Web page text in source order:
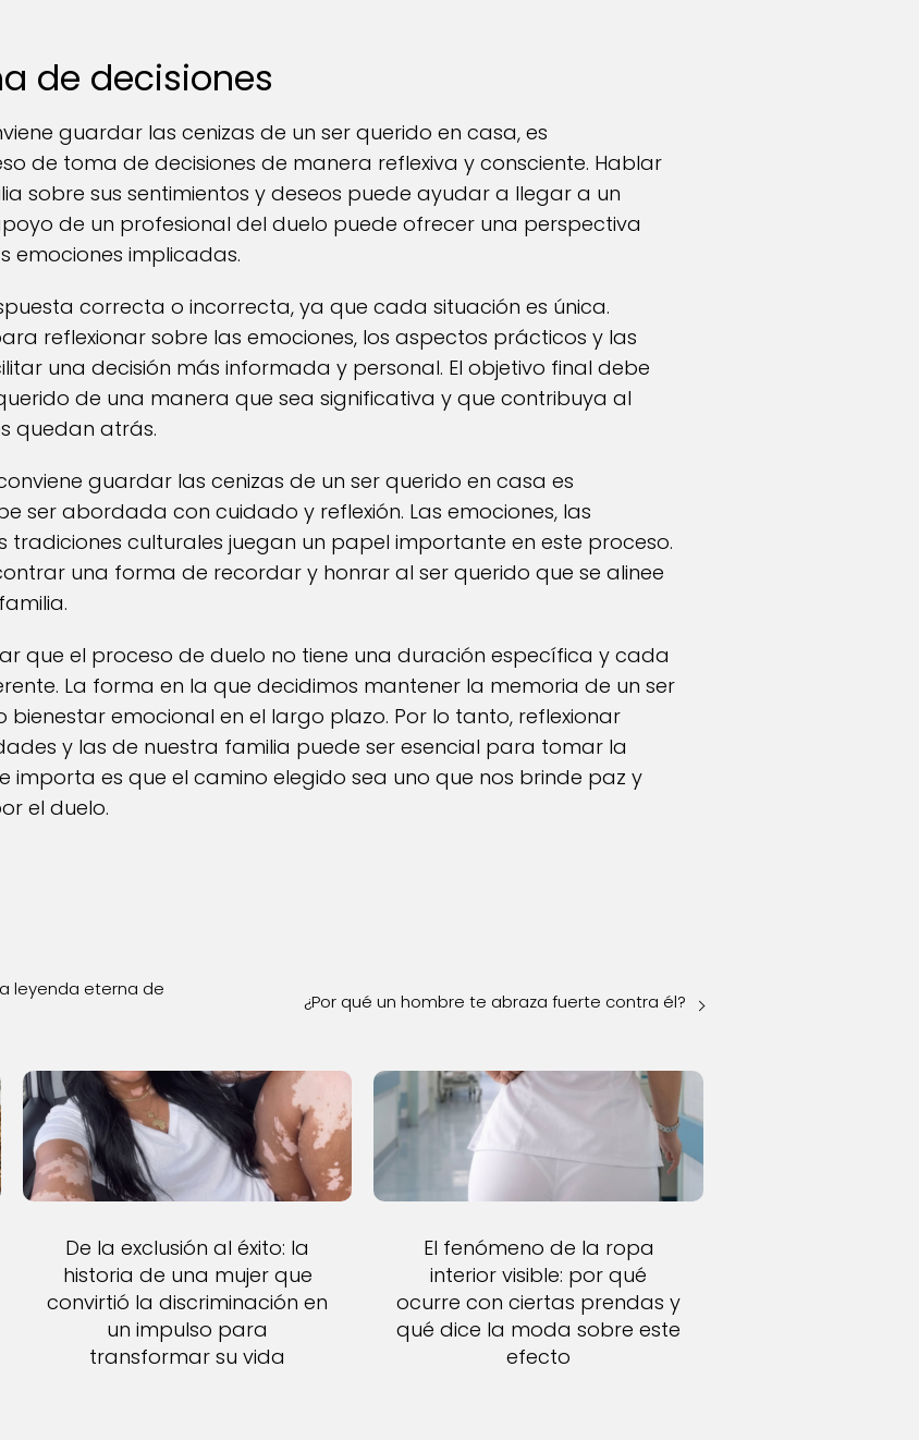
de decisiones
guardar las cenizas de un ser querido en casa, es
de toma de decisiones de manera reflexiva y consciente. Hablar
sobre sus sentimientos y deseos puede ayudar a llegar a un
de un profesional del duelo puede ofrecer una perspectiva
emociones implicadas.
correcta o incorrecta, ya que cada situación es única.
reflexionar sobre las emociones, los aspectos prácticos y las
una decisión más informada y personal. El objetivo final debe
de una manera que sea significativa y que contribuya al
quedan atrás.
guardar las cenizas de un ser querido en casa es
ser abordada con cuidado y reflexión. Las emociones, las
tradiciones culturales juegan un papel importante en este proceso.
una forma de recordar y honrar al ser querido que se alinee
que el proceso de duelo no tiene una duración específica y cada
La forma en la que decidimos mantener la memoria de un ser
bienestar emocional en el largo plazo. Por lo tanto, reflexionar
y las de nuestra familia puede ser esencial para tomar la
importa es que el camino elegido sea uno que nos brinde paz y
el duelo.
leyenda eterna de
¿Por qué un hombre te abraza fuerte contra él?
De la exclusión al éxito: la
historia de una mujer que
convirtió la discriminación en
un impulso para
transformar su vida
El fenómeno de la ropa
interior visible: por qué
ocurre con ciertas prendas y
qué dice la moda sobre este
efecto